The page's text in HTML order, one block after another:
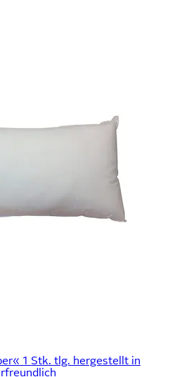
1 Stk. tlg. hergestellt in